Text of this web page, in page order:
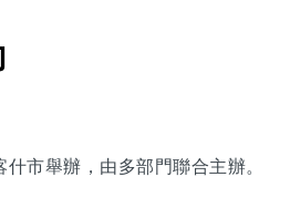
市舉辦，由多部門聯合主辦。